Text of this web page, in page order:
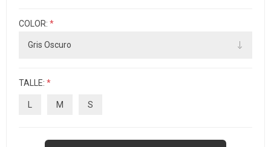
COLOR: *
TALLE: *
L M S